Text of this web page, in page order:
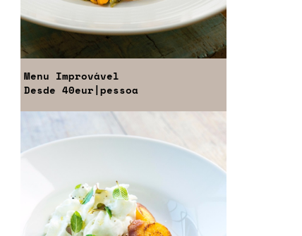
Menu Improvável
Desde 40eur|pessoa